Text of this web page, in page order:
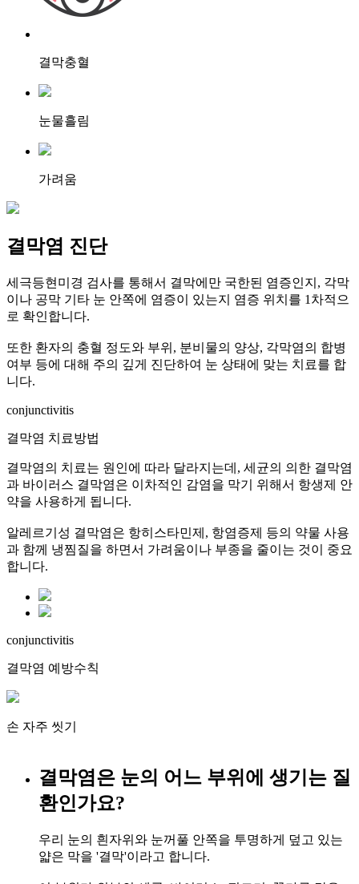
결막충혈
눈물흘림
가려움
결막염 진단
세극등현미경 검사를 통해서 결막에만 국한된 염증인지, 각막
이나 공막 기타 눈 안쪽에 염증이 있는지 염증 위치를 1차적으
로 확인합니다.
또한 환자의 충혈 정도와 부위, 분비물의 양상, 각막염의 합병
여부 등에 대해 주의 깊게 진단하여 눈 상태에 맞는 치료를 합
니다.
conjunctivitis
결막염 치료방법
결막염의 치료는 원인에 따라 달라지는데, 세균의 의한 결막염
과 바이러스 결막염은 이차적인 감염을 막기 위해서 항생제 안
약을 사용하게 됩니다.
알레르기성 결막염은 항히스타민제, 항염증제 등의 약물 사용
과 함께 냉찜질을 하면서 가려움이나 부종을 줄이는 것이 중요
합니다.
conjunctivitis
결막염 예방수칙
손 자주 씻기
결막염은 눈의 어느 부위에 생기는 질
환인가요?
우리 눈의 흰자위와 눈꺼풀 안쪽을 투명하게 덮고 있는
얇은 막을 '결막'이라고 합니다.